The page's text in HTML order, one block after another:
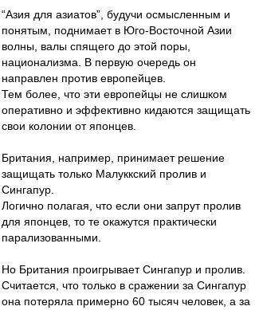
“Азия для азиатов”, будучи осмысленным и
понятым, поднимает в Юго-Восточной Азии
волны, валы спящего до этой поры,
национализма. В первую очередь он
направлен против европейцев.
Тем более, что эти европейцы не слишком
оперативно и эффективно кидаются защищать
свои колонии от японцев.
Британия, например, принимает решение
защищать только Малуккский пролив и
Сингапур.
Логично полагая, что если они запрут пролив
для японцев, то те окажутся практически
парализованными.
Но Британия проигрывает Сингапур и пролив.
Считается, что только в сражении за Сингапур
она потеряла примерно 60 тысяч человек, а за